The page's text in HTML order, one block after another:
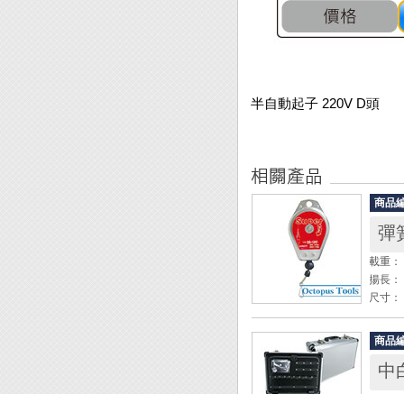
半自動起子 220V D頭
商品
彈
載重
揚長
尺寸
材質：
◆ 各
◆ 調
商品
中